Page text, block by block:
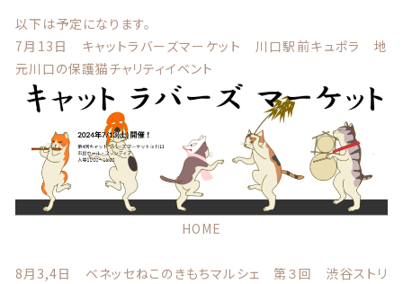
以下は予定になります。
7月13日 キャットラバーズマーケット 川口駅前キュポラ 地
元川口の保護猫チャリティイベント
HOME
8月3,4日 ベネッセねこのきもちマルシェ 第３回 渋谷ストリ
© 2021 Lily craft